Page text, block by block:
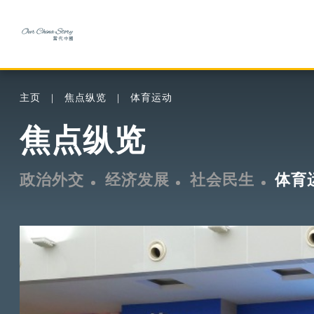
主页 焦点纵览 体育运动
焦点纵览
政治外交 经济发展 社会民生 体育